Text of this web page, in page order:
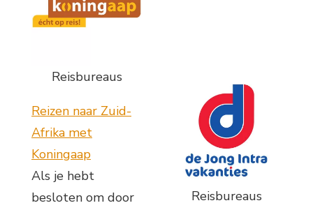
Reisbureaus
Reizen naar Zuid-
Afrika met
Koningaap
Als je hebt
besloten om door
Reisbureaus